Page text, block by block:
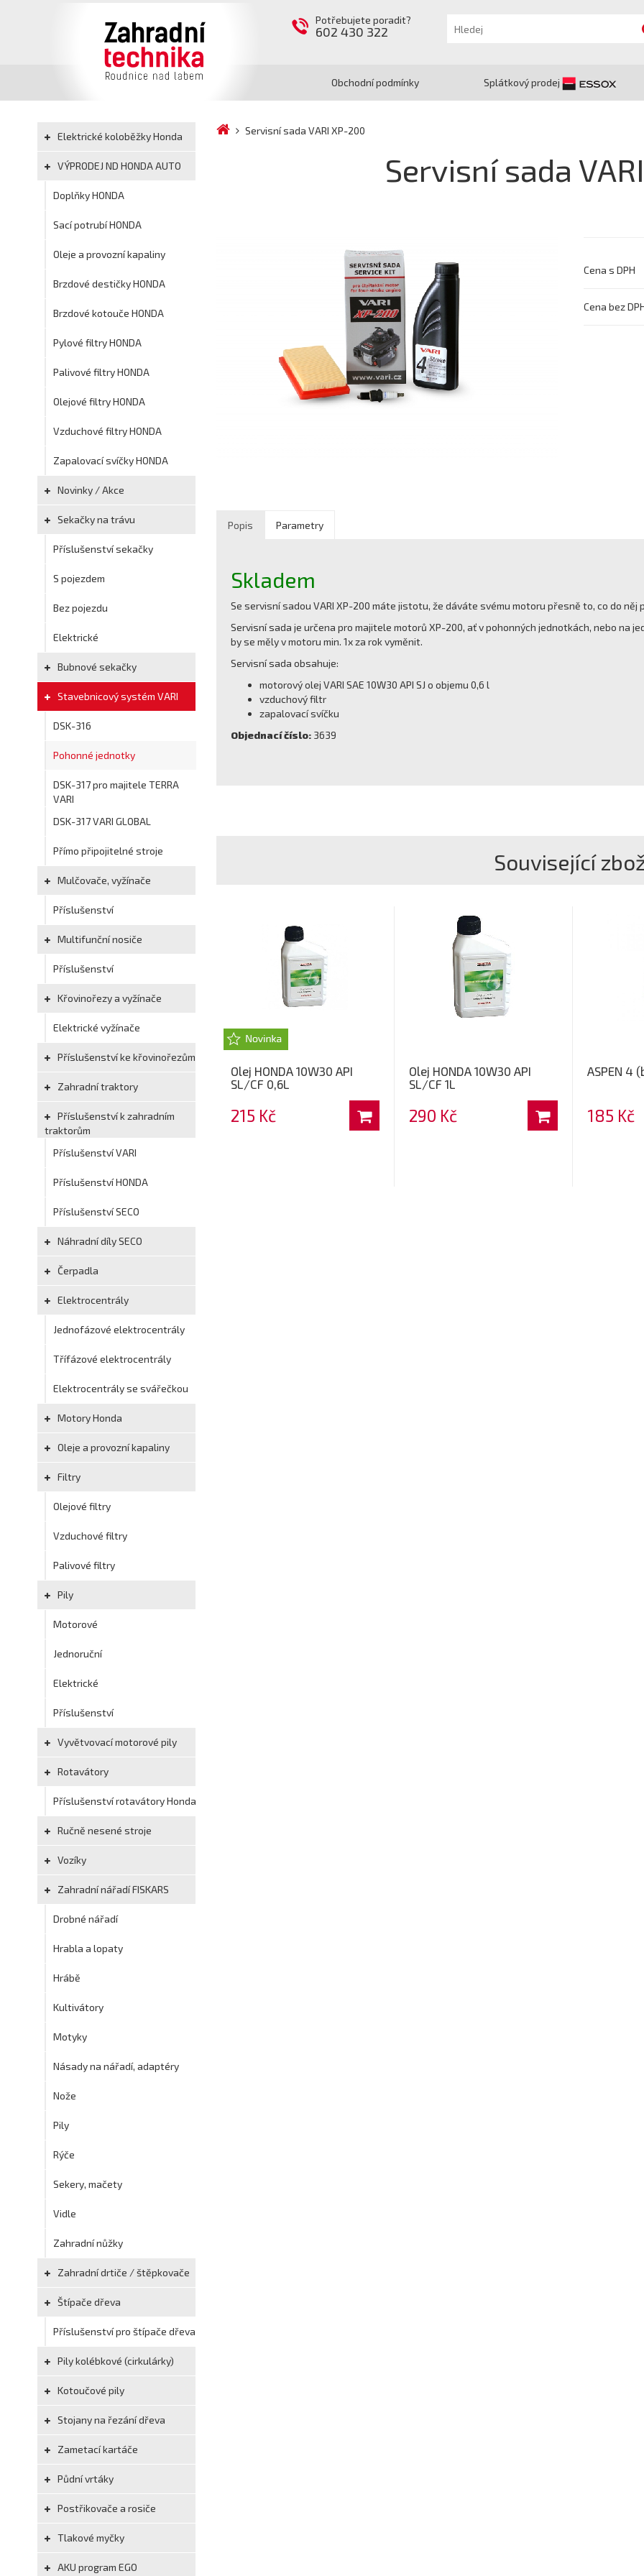
Potřebujete poradit?
602 430 322
Obchodní podmínky Splátkový prodej
Elektrické koloběžky Honda
VÝPRODEJ ND HONDA AUTO
Doplňky HONDA
Sací potrubí HONDA
Oleje a provozní kapaliny
Brzdové destičky HONDA
Brzdové kotouče HONDA
Pylové filtry HONDA
Palivové filtry HONDA
Olejové filtry HONDA
Vzduchové filtry HONDA
Zapalovací svíčky HONDA
Novinky / Akce
Sekačky na trávu
Příslušenství sekačky
S pojezdem
Bez pojezdu
Elektrické
Bubnové sekačky
Stavebnicový systém VARI
DSK-316
Pohonné jednotky
DSK-317 pro majitele TERRA
VARI
DSK-317 VARI GLOBAL
Přímo připojitelné stroje
Mulčovače, vyžínače
Příslušenství
Multifunční nosiče
Příslušenství
Křovinořezy a vyžínače
Elektrické vyžínače
Příslušenství ke křovinořezům
Zahradní traktory
Příslušenství k zahradním
traktorům
Příslušenství VARI
Příslušenství HONDA
Příslušenství SECO
Náhradní díly SECO
Čerpadla
Elektrocentrály
Jednofázové elektrocentrály
Třífázové elektrocentrály
Elektrocentrály se svářečkou
Motory Honda
Oleje a provozní kapaliny
Filtry
Olejové filtry
Vzduchové filtry
Palivové filtry
Pily
Motorové
Jednoruční
Elektrické
Příslušenství
Vyvětvovací motorové pily
Rotavátory
Příslušenství rotavátory Honda
Ručně nesené stroje
Vozíky
Zahradní nářadí FISKARS
Drobné nářadí
Hrabla a lopaty
Hrábě
Kultivátory
Motyky
Násady na nářadí, adaptéry
Nože
Pily
Rýče
Sekery, mačety
Vidle
Zahradní nůžky
Zahradní drtiče / štěpkovače
Štípače dřeva
Příslušenství pro štípače dřeva
Pily kolébkové (cirkulárky)
Kotoučové pily
Stojany na řezání dřeva
Zametací kartáče
Půdní vrtáky
Postřikovače a rosiče
Tlakové myčky
AKU program EGO
Servisní sada VARI XP-200
Servisní sada
Cena s DPH
Cena bez
Popis Parametry
Skladem
Se servisní sadou VARI XP-200 máte jistotu, že dáváte svému motoru přesně to, co do něj
Servisní sada je určena pro majitele motorů XP-200, ať v pohonných jednotkách, nebo na
by se měly v motoru min. 1x za rok vyměnit.
Servisní sada obsahuje:
motorový olej VARI SAE 10W30 API SJ o objemu 0,6 l
vzduchový filtr
zapalovací svíčku
Objednací číslo: 3639
Související
Olej HONDA 10W30 API
SL/CF 0,6L
215 Kč
Olej HONDA 10W30 API
SL/CF 1L
290 Kč
ASPEN 4
185 Kč